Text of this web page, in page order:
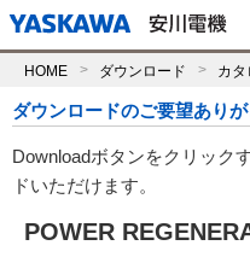
HOME ダウンロード カタ
ダウンロードのご要望ありが
Downloadボタンをクリック
ドいただけます。
POWER